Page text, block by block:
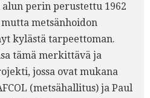
perin perustettu 1962
metsänhoidon
kylästä tarpeettoman.
tämä merkittävä ja
jossa ovat mukana
(metsähallitus) ja Paul